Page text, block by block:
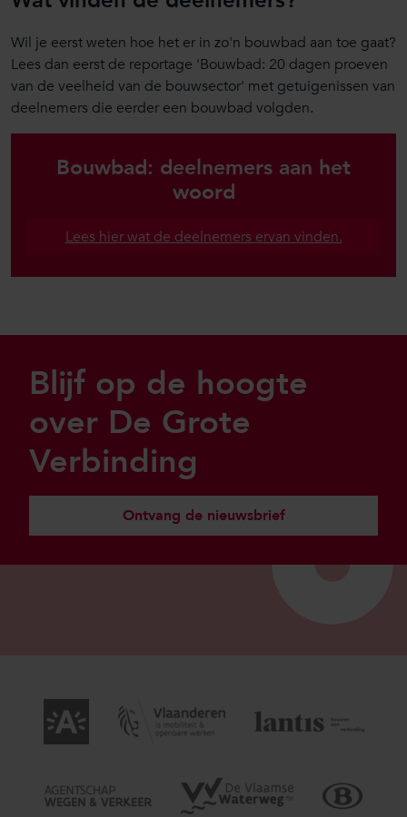
Wil je eerst weten hoe het er in zo'n bouwbad aan toe gaat?
Lees dan eerst de reportage 'Bouwbad: 20 dagen proeven
van de veelheid van de bouwsector' met getuigenissen van
deelnemers die eerder een bouwbad volgden.
Bouwbad: deelnemers aan het
woord
Lees hier wat de deelnemers ervan vinden.
Blijf op de hoogte
over De Grote
Verbinding
Ontvang de nieuwsbrief